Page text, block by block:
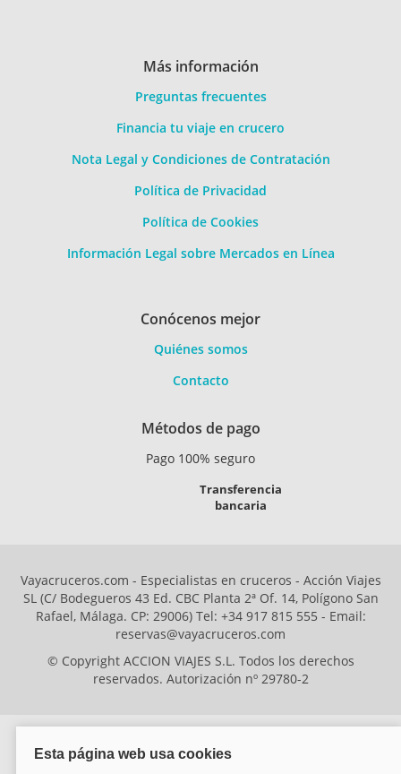
Más información
Preguntas frecuentes
Financia tu viaje en crucero
Nota Legal y Condiciones de Contratación
Política de Privacidad
Política de Cookies
Información Legal sobre Mercados en Línea
Conócenos mejor
Quiénes somos
Contacto
Métodos de pago
Pago 100% seguro
Transferencia
bancaria
Vayacruceros.com - Especialistas en cruceros - Acción Viajes
SL (C/ Bodegueros 43 Ed. CBC Planta 2ª Of. 14, Polígono San
Rafael, Málaga. CP: 29006) Tel: +34 917 815 555 - Email:
reservas@vayacruceros.com
© Copyright ACCION VIAJES S.L. Todos los derechos
reservados. Autorización nº 29780-2